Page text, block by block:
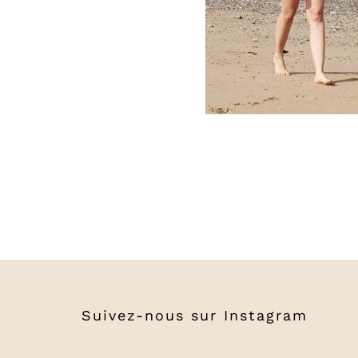
Suivez-nous sur Instagram